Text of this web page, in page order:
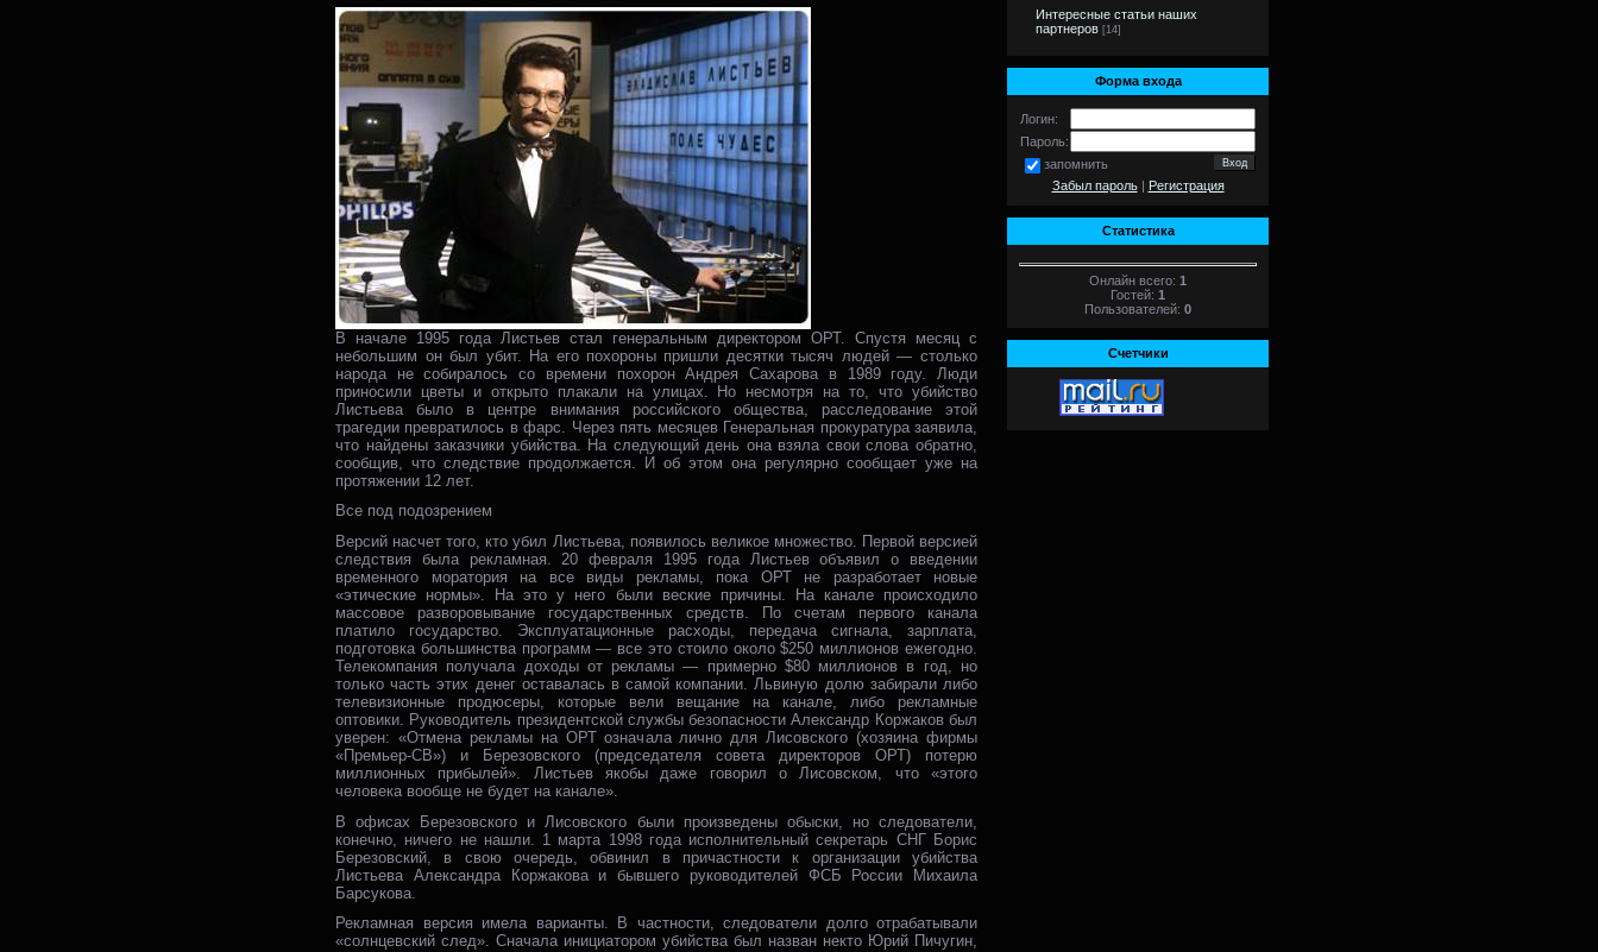
В начале 1995 года Листьев стал генеральным директором ОРТ. Спустя месяц с
небольшим он был убит. На его похороны пришли десятки тысяч людей — столько
народа не собиралось со времени похорон Андрея Сахарова в 1989 году. Люди
приносили цветы и открыто плакали на улицах. Но несмотря на то, что убийство
Листьева было в центре внимания российского общества, расследование этой
трагедии превратилось в фарс. Через пять месяцев Генеральная прокуратура заявила,
что найдены заказчики убийства. На следующий день она взяла свои слова обратно,
сообщив, что следствие продолжается. И об этом она регулярно сообщает уже на
протяжении 12 лет.
Все под подозрением
Версий насчет того, кто убил Листьева, появилось великое множество. Первой версией
следствия была рекламная. 20 февраля 1995 года Листьев объявил о введении
временного моратория на все виды рекламы, пока ОРТ не разработает новые
«этические нормы». На это у него были веские причины. На канале происходило
массовое разворовывание государственных средств. По счетам первого канала
платило государство. Эксплуатационные расходы, передача сигнала, зарплата,
подготовка большинства программ — все это стоило около $250 миллионов ежегодно.
Телекомпания получала доходы от рекламы — примерно $80 миллионов в год, но
только часть этих денег оставалась в самой компании. Львиную долю забирали либо
телевизионные продюсеры, которые вели вещание на канале, либо рекламные
оптовики. Руководитель президентской службы безопасности Александр Коржаков был
уверен: «Отмена рекламы на ОРТ означала лично для Лисовского (хозяина фирмы
«Премьер-СВ») и Березовского (председателя совета директоров ОРТ) потерю
миллионных прибылей». Листьев якобы даже говорил о Лисовском, что «этого
человека вообще не будет на канале».
В офисах Березовского и Лисовского были произведены обыски, но следователи,
конечно, ничего не нашли. 1 марта 1998 года исполнительный секретарь СНГ Борис
Березовский, в свою очередь, обвинил в причастности к организации убийства
Листьева Александра Коржакова и бывшего руководителей ФСБ России Михаила
Барсукова.
Рекламная версия имела варианты. В частности, следователи долго отрабатывали
«солнцевский след». Сначала инициатором убийства был назван некто Юрий Пичугин,
Интересные статьи наших
партнеров [14]
Форма входа
Логин:
Пароль:
запомнить
Забыл пароль| Регистрация
Статистика
Онлайн всего: 1
Гостей: 1
Пользователей: 0
Счетчики